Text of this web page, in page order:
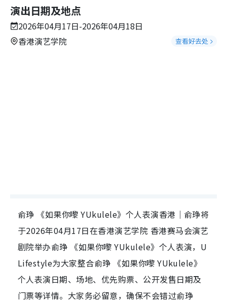
演出日期及地点
2026年04月17日-2026年04月18日
香港演艺学院
查看好去处
俞琤 《如果你嚟 YUkulele》个人表演香港｜俞琤将
于2026年04月17日在香港演艺学院 香港赛马会演艺
剧院举办俞琤 《如果你嚟 YUkulele》个人表演，U
Lifestyle为大家整合俞琤 《如果你嚟 YUkulele》
个人表演日期、场地、优先购票、公开发售日期及
门票等详情。大家务必留意，确保不会错过俞琤